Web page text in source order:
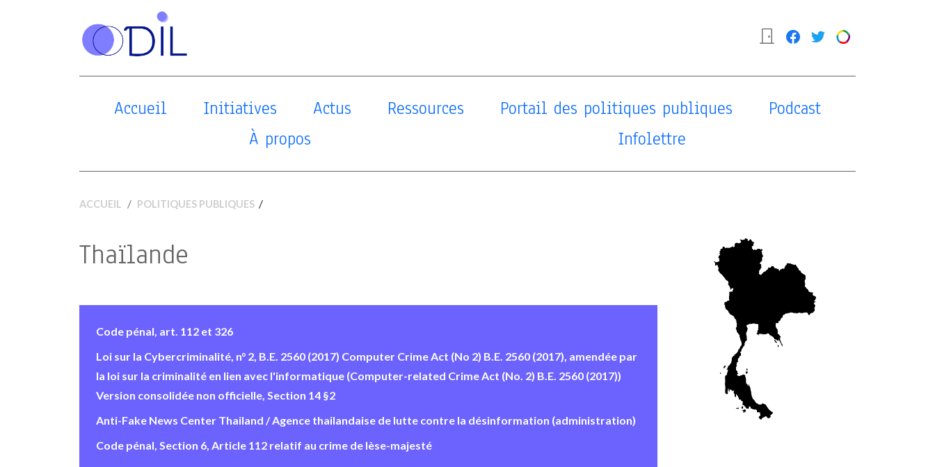
Accueil Initiatives Actus Ressources Portail des politiques publiques
Podcast
À propos
Infolettre
ACCUEIL POLITIQUES PUBLIQUES /
Thaïlande
Code pénal, art. 112 et 326
Loi sur la Cybercriminalité, n° 2, B.E. 2560 (2017) Computer Crime Act (No 2) B.E. 2560 (2017), amendée par
la loi sur la criminalité en lien avec l'informatique (Computer-related Crime Act (No. 2) B.E. 2560 (2017))
Version consolidée non officielle, Section 14 §2
Anti-Fake News Center Thailand / Agence thailandaise de lutte contre la désinformation (administration)
Code pénal, Section 6, Article 112 relatif au crime de lèse-majesté